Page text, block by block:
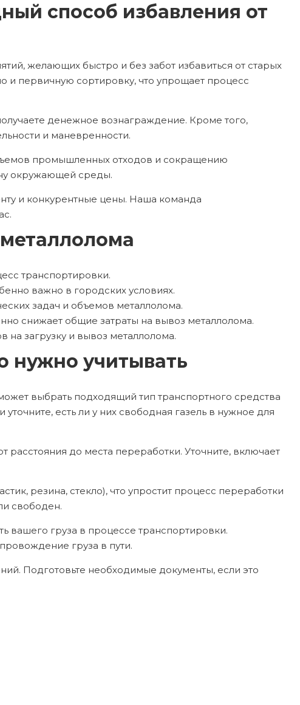
способ избавления от
желающих быстро и без забот избавиться от старых
и первичную сортировку, что упрощает процесс
денежное вознаграждение. Кроме того,
и маневренности.
промышленных отходов и сокращению
окружающей среды.
и конкурентные цены. Наша команда
транспортировки.
важно в городских условиях.
задач и объемов металлолома.
снижает общие затраты на вывоз металлолома.
загрузку и вывоз металлолома.
нужно учитывать
выбрать подходящий тип транспортного средства
есть ли у них свободная газель в нужное для
расстояния до места переработки. Уточните, включает
резина, стекло), что упростит процесс переработки
свободен.
вашего груза в процессе транспортировки.
груза в пути.
Подготовьте необходимые документы, если это